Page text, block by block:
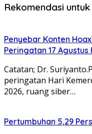
Rekomendasi
Penyebar Konten
Peringatan 17
Catatan; Dr.
peringatan Hari
2026, ruang siber…
Pertumbuhan 5,29